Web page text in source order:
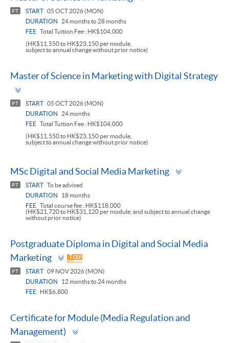
PT START 05 OCT 2026 (MON)
DURATION
24 months to 28 months
FEE Total Tuition Fee : HK$104,000
(HK$11,550 to HK$23,150 per module,
subject to annual change without prior notice)
Master of Science in Marketing with Digital Strategy
PT START 05 OCT 2026 (MON)
DURATION
24 months
FEE Total Tuition Fee : HK$104,000
(HK$11,550 to HK$23,150 per module,
subject to annual change without prior notice)
MSc Digital and Social Media Marketing
PT START To be advised
DURATION
18 months
FEE Total course fee : HK$118,000
(HK$21,720 to HK$31,120 per module; and subject to annual change
without prior notice)
Postgraduate Diploma in Digital and Social Media
Marketing
Toggle
panel
PT START 09 NOV 2026 (MON)
DURATION
12 months to 24 months
FEE
HK$6,800
Certificate for Module (Media Regulation and
Management)